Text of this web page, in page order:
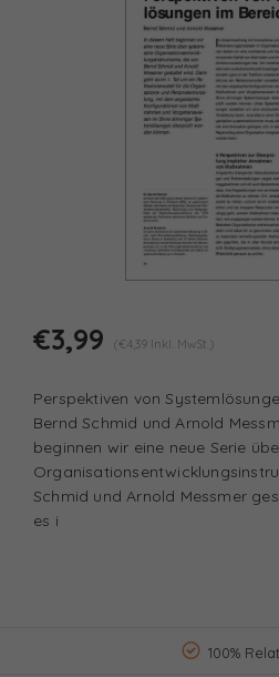
€3,99 (€4,39 Inkl. MwSt.)
Perspektiven von
Bernd Schmid und Arnold
beginnen wir eine neue Serie
Schmid und Arnold Messmer
es i
100%